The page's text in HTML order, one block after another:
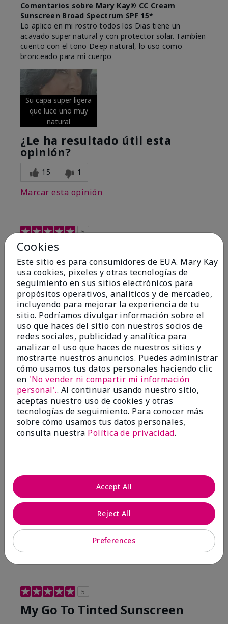
Comentarios sobre Mary Kay® CC Cream
Sunscreen Broad Spectrum SPF 15*
Lo aplico en mi rostro todos los Dias tiene un
acavado super natural y con protector solar. Tambien
cuento con el tono Deep natural, lo uso como
bronceado para mi cuerpo
Su capa super ligera
que luce uno muy
natural
¿Le ha resultado útil esta
opinión?
15 1
Marcar esta opinión
5
Excellent
EnviadoHace 4 meses
Coverly
deColumbia Missouri
Evaluado en
marykay.com/en-us/
Comentarios sobre Mary Kay® CC Cream
Sunscreen Broad Spectrum SPF 15*
I have been wearing the cc cream for 8 years now. I
absolutely love it. Its not cakey it's not heavy and it
blends effortlessly. I get compliments all the time.
10/10 I definitely recommend.
Mostrar Traducción
Walking in victory
Sí, recomendaría a un amigo
¿Le ha resultado útil esta
23 0
Marcar esta opinión
5
My Go To Tinted Sunscreen
Cookies
Este sitio es para consumidores de EUA. Mary Kay
usa cookies, pixeles y otras tecnologías de
seguimiento en sus sitios electrónicos para
propósitos operativos, analíticos y de mercadeo,
incluyendo para mejorar la experiencia de tu
sitio. Podríamos divulgar información sobre el
uso que haces del sitio con nuestros socios de
redes sociales, publicidad y analítica para
analizar el uso que haces de nuestros sitios y
mostrarte nuestros anuncios. Puedes administrar
cómo usamos tus datos personales haciendo clic
en 'No vender ni compartir mi información
personal'.. Al continuar usando nuestro sitio,
aceptas nuestro uso de cookies y otras
tecnologías de seguimiento. Para conocer más
sobre cómo usamos tus datos personales,
consulta nuestra Política de privacidad.
Preferences
Reject All
Accept All